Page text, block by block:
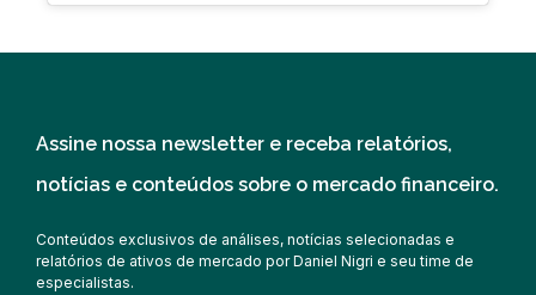
Assine nossa newsletter e receba relatórios,
notícias e conteúdos sobre o mercado financeiro.
Conteúdos exclusivos de análises, notícias selecionadas e
relatórios de ativos de mercado por Daniel Nigri e seu time de
especialistas.